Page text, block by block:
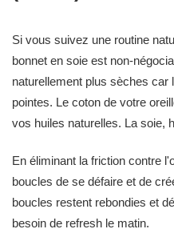
Si vous suivez une routine
bonnet en soie est non-
naturellement plus sèches car
pointes. Le coton de votre
vos huiles naturelles. La soie,
En éliminant la friction contre
boucles de se défaire et de
boucles restent rebondies et
besoin de refresh le matin.